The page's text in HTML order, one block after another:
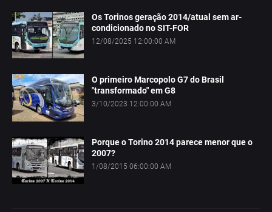
Os Torinos geração 2014/atual sem ar-
condicionado no SIT-FOR
12/08/2025 12:00:00 AM
O primeiro Marcopolo G7 do Brasil
"transformado" em G8
3/10/2023 12:00:00 AM
Porque o Torino 2014 parece menor que o
2007?
1/08/2015 06:00:00 AM